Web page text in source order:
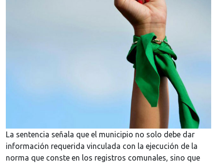
La sentencia señala que el municipio no solo debe dar
información requerida vinculada con la ejecución de la
norma que conste en los registros comunales, sino que